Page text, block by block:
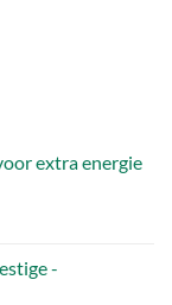
extra energie
-